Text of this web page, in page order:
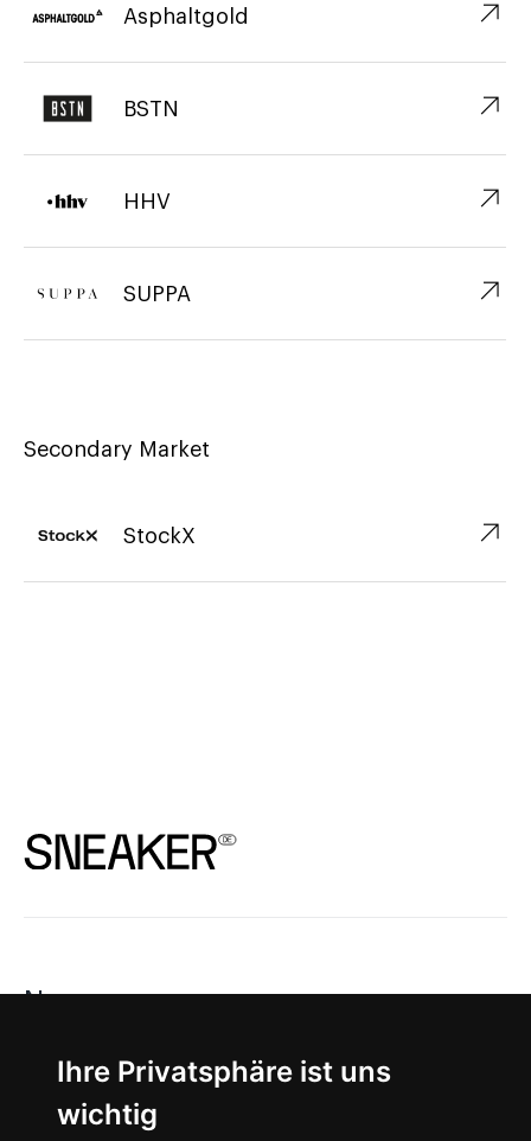
Ihre Privatsphäre ist uns
wichtig
Asphaltgold ↗︎
BSTN ↗︎
HHV ↗︎
SUPPA ↗︎
Secondary Market
StockX ↗︎
News
About